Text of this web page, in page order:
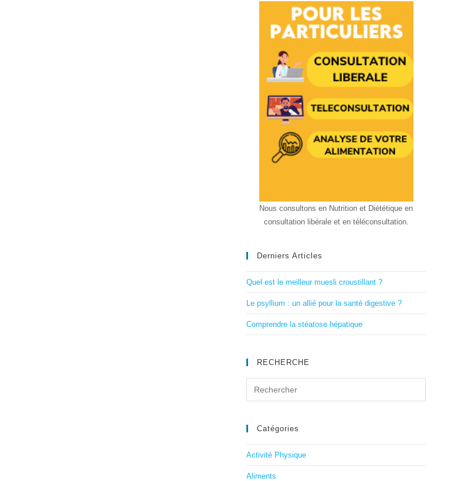
Nous consultons en Nutrition et Diététique en
consultation libérale et en téléconsultation.
Derniers Articles
Quel est le meilleur muesli croustillant ?
Le psyllium : un allié pour la santé digestive ?
Comprendre la stéatose hépatique
RECHERCHE
Catégories
Activité Physique
Aliments